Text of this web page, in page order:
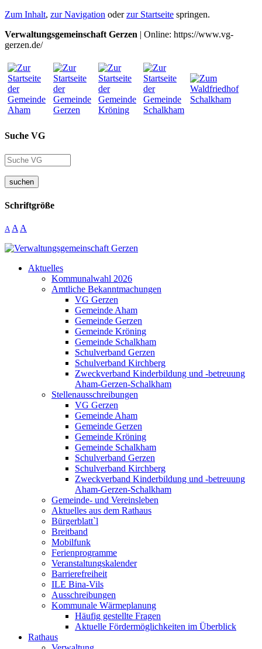
Zum Inhalt, zur Navigation oderzur Startseite springen.
Verwaltungsgemeinschaft Gerzen | Online: https://www.vg-
gerzen.de/
Suche VG
suchen
Schriftgröße
A A A
Aktuelles
Kommunalwahl 2026
Amtliche Bekanntmachungen
VG Gerzen
Gemeinde Aham
Gemeinde Gerzen
Gemeinde Kröning
Gemeinde Schalkham
Schulverband Gerzen
Schulverband Kirchberg
Zweckverband Kinderbildung und -betreuung
Aham-Gerzen-Schalkham
Stellenausschreibungen
VG Gerzen
Gemeinde Aham
Gemeinde Gerzen
Gemeinde Kröning
Gemeinde Schalkham
Schulverband Gerzen
Schulverband Kirchberg
Zweckverband Kinderbildung und -betreuung
Aham-Gerzen-Schalkham
Gemeinde- und Vereinsleben
Aktuelles aus dem Rathaus
Bürgerblatt`l
Breitband
Mobilfunk
Ferienprogramme
Veranstaltungskalender
Barrierefreiheit
ILE Bina-Vils
Ausschreibungen
Kommunale Wärmeplanung
Häufig gestellte Fragen
Aktuelle Fördermöglichkeiten im Überblick
Rathaus